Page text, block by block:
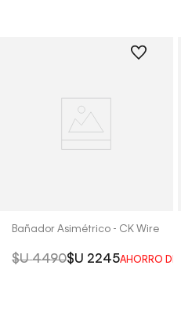
Bañador Asimétrico - CK Wire
$U 4490$U 2245AHORRO DEL